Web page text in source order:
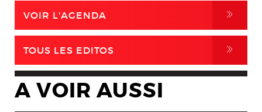
VOIR L'AGENDA ,
TOUS LES EDITOS ,
A VOIR AUSSI